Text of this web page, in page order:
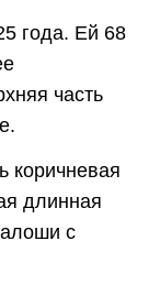
года. Ей 68
часть
коричневая
длинная
с